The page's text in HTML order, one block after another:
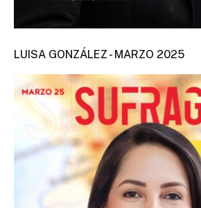
LUISA GONZÁLEZ - MARZO 2025